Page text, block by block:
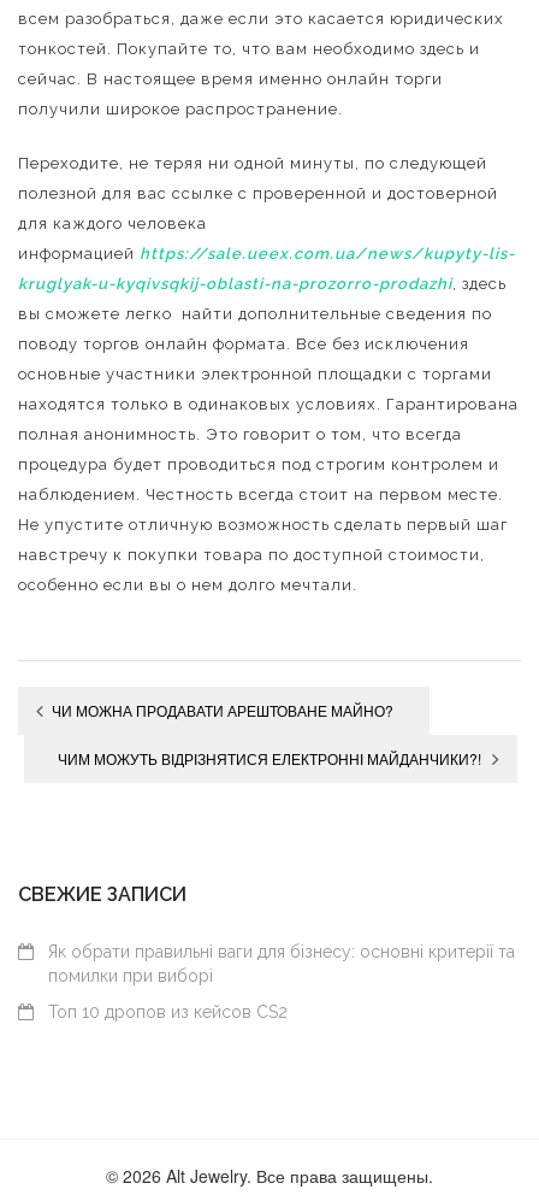
всем разобраться, даже если это касается юридических
тонкостей. Покупайте то, что вам необходимо здесь и
сейчас. В настоящее время именно онлайн торги
получили широкое распространение.
Переходите, не теряя ни одной минуты, по следующей
полезной для вас ссылке с проверенной и достоверной
для каждого человека
информацией https://sale.ueex.com.ua/news/kupyty-lis-
kruglyak-u-kyqivsqkij-oblasti-na-prozorro-prodazhi, здесь
вы сможете легко найти дополнительные сведения по
поводу торгов онлайн формата. Все без исключения
основные участники электронной площадки с торгами
находятся только в одинаковых условиях. Гарантирована
полная анонимность. Это говорит о том, что всегда
процедура будет проводиться под строгим контролем и
наблюдением. Честность всегда стоит на первом месте.
Не упустите отличную возможность сделать первый шаг
навстречу к покупки товара по доступной стоимости,
особенно если вы о нем долго мечтали.
Навигация
ЧИ МОЖНА ПРОДАВАТИ АРЕШТОВАНЕ МАЙНО?
ЧИМ МОЖУТЬ ВІДРІЗНЯТИСЯ ЕЛЕКТРОННІ МАЙДАНЧИКИ?!
СВЕЖИЕ ЗАПИСИ
Як обрати правильні ваги для бізнесу: основні критерії та
помилки при виборі
Топ 10 дропов из кейсов CS2
© 2026 Alt Jewelry. Все права защищены.